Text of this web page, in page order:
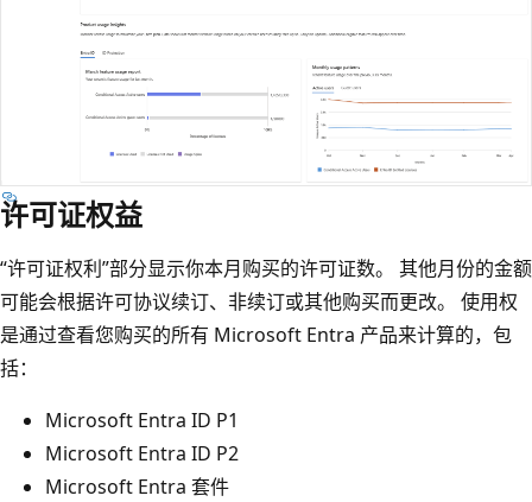
许可证权益
“许可证权利”部分显示你本月购买的许可证数。 其他月份的金额
可能会根据许可协议续订、非续订或其他购买而更改。 使用权
是通过查看您购买的所有 Microsoft Entra 产品来计算的，包
括：
Microsoft Entra ID P1
Microsoft Entra ID P2
Microsoft Entra 套件